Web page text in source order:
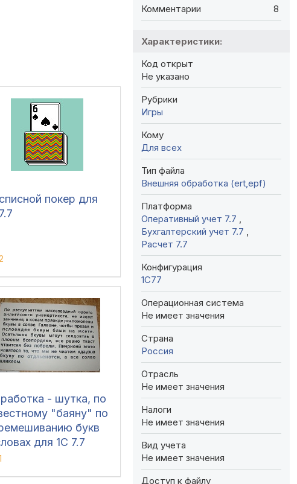
покер для
- шутка, по
"баяну" по
букв
для 1C 7.7
Комментарии 8
Характеристики:
Код открыт
Не указано
Рубрики
Игры
Кому
Для всех
Тип файла
Внешняя обработка (ert,epf)
Платформа
Оперативный учет 7.7
Бухгалтерский учет 7.7
Расчет 7.7
Конфигурация
1C77
Операционная система
Не имеет значения
Страна
Россия
Отрасль
Не имеет значения
Налоги
Не имеет значения
Вид учета
Не имеет значения
Доступ к файлу